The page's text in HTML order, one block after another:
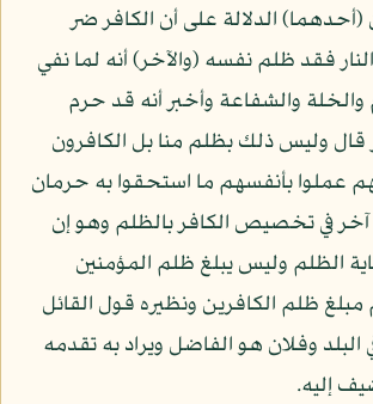
الدلالة على أن الكافر ضر
فقد ظلم نفسه (والآخر) أنه لما نفي
والخلة والشفاعة وأخبر أنه قد حرم
قال وليس ذلك بظلم منا بل الكافرون
عملوا بأنفسهم ما استحقوا به حرمان
آخر في تخصيص الكافر بالظلم وهو إن
الظلم وليس يبلغ ظلم المؤمنين
ظلم الكافرين ونظيره قول القائل
البلد وفلان هو الفاضل ويراد به تقدمه
إليه.